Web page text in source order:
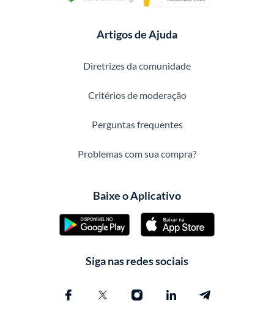
Artigos de Ajuda
Diretrizes da comunidade
Critérios de moderação
Perguntas frequentes
Problemas com sua compra?
Baixe o Aplicativo
Siga nas redes sociais